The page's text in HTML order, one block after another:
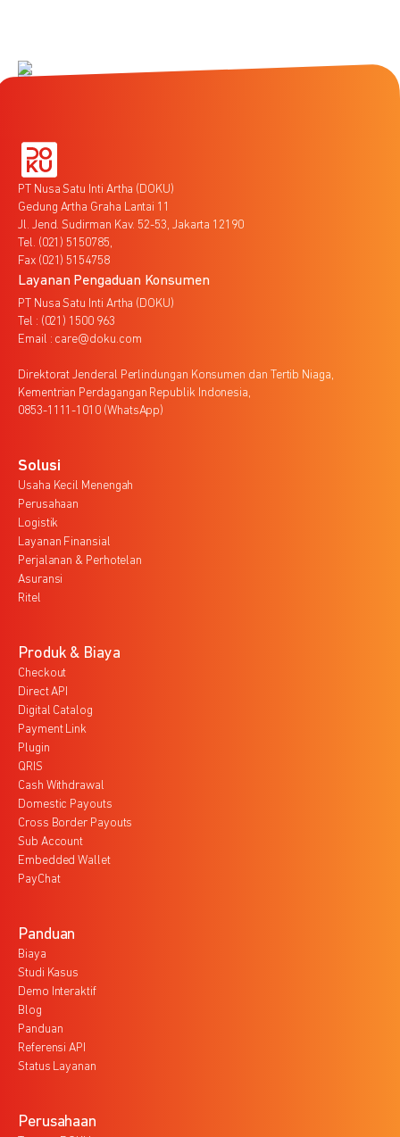
PT Nusa Satu Inti Artha (DOKU)
Gedung Artha Graha Lantai 11
Jl. Jend. Sudirman Kav. 52-53, Jakarta 12190
Tel. (021) 5150785,
Fax (021) 5154758
Layanan Pengaduan Konsumen
PT Nusa Satu Inti Artha (DOKU)
Tel : (021) 1500 963
Email : care@doku.com
Direktorat Jenderal Perlindungan Konsumen dan Tertib Niaga,
Kementrian Perdagangan Republik Indonesia,
0853-1111-1010 (WhatsApp)
Solusi
Usaha Kecil Menengah
Perusahaan
Logistik
Layanan Finansial
Perjalanan & Perhotelan
Asuransi
Ritel
Produk & Biaya
Checkout
Direct API
Digital Catalog
Payment Link
Plugin
QRIS
Cash Withdrawal
Domestic Payouts
Cross Border Payouts
Sub Account
Embedded Wallet
PayChat
Panduan
Biaya
Studi Kasus
Demo Interaktif
Blog
Panduan
Referensi API
Status Layanan
Perusahaan